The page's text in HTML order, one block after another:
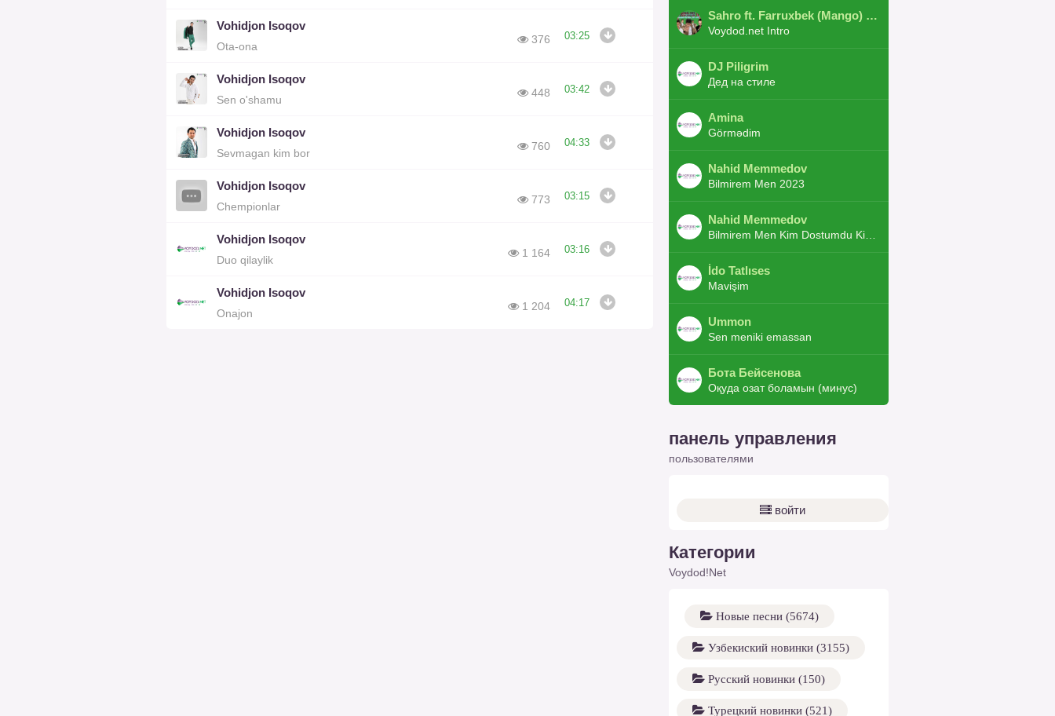
Vohidjon Isoqov
Ota-ona
376 03:25
Vohidjon Isoqov
Sen o'shamu
448 03:42
Vohidjon Isoqov
Sevmagan kim bor
760 04:33
Vohidjon Isoqov
Chempionlar
773 03:15
Vohidjon Isoqov
Duo qilaylik
1 164 03:16
Vohidjon Isoqov
Onajon
1 204 04:17
Sahro ft. Farruxbek (Mango) ft. Shaxboz ft. Navruz and Zarba ft. DJ.JoHa
Voydod.net Intro
DJ Piligrim
Дед на стиле
Amina
Görmədim
Nahid Memmedov
Bilmirem Men 2023
Nahid Memmedov
İdo Tatlıses
Mavişim
Ummon
Sen meniki emassan
Бота Бейсенова
Оқуда озат боламын (минус)
панель управления
пользователями
войти
Категории
Voydod!Net
Новые песни (5674)
Узбекиский новинки (3155)
Русский новинки (150)
Турецкий новинки (521)